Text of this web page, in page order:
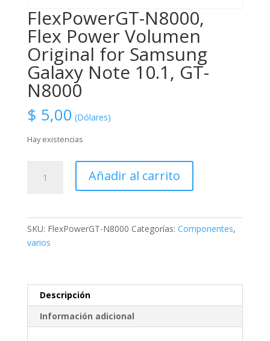
FlexPowerGT-N8000,
Flex Power Volumen
Original for Samsung
Galaxy Note 10.1, GT-
N8000
$ 5,00 (Dólares)
Hay existencias
N8000,
Volumen
Note
10.1,
GT-
Añadir al carrito
SKU: FlexPowerGT-N8000 Categorías: Componentes,
varios
Descripción
Información adicional